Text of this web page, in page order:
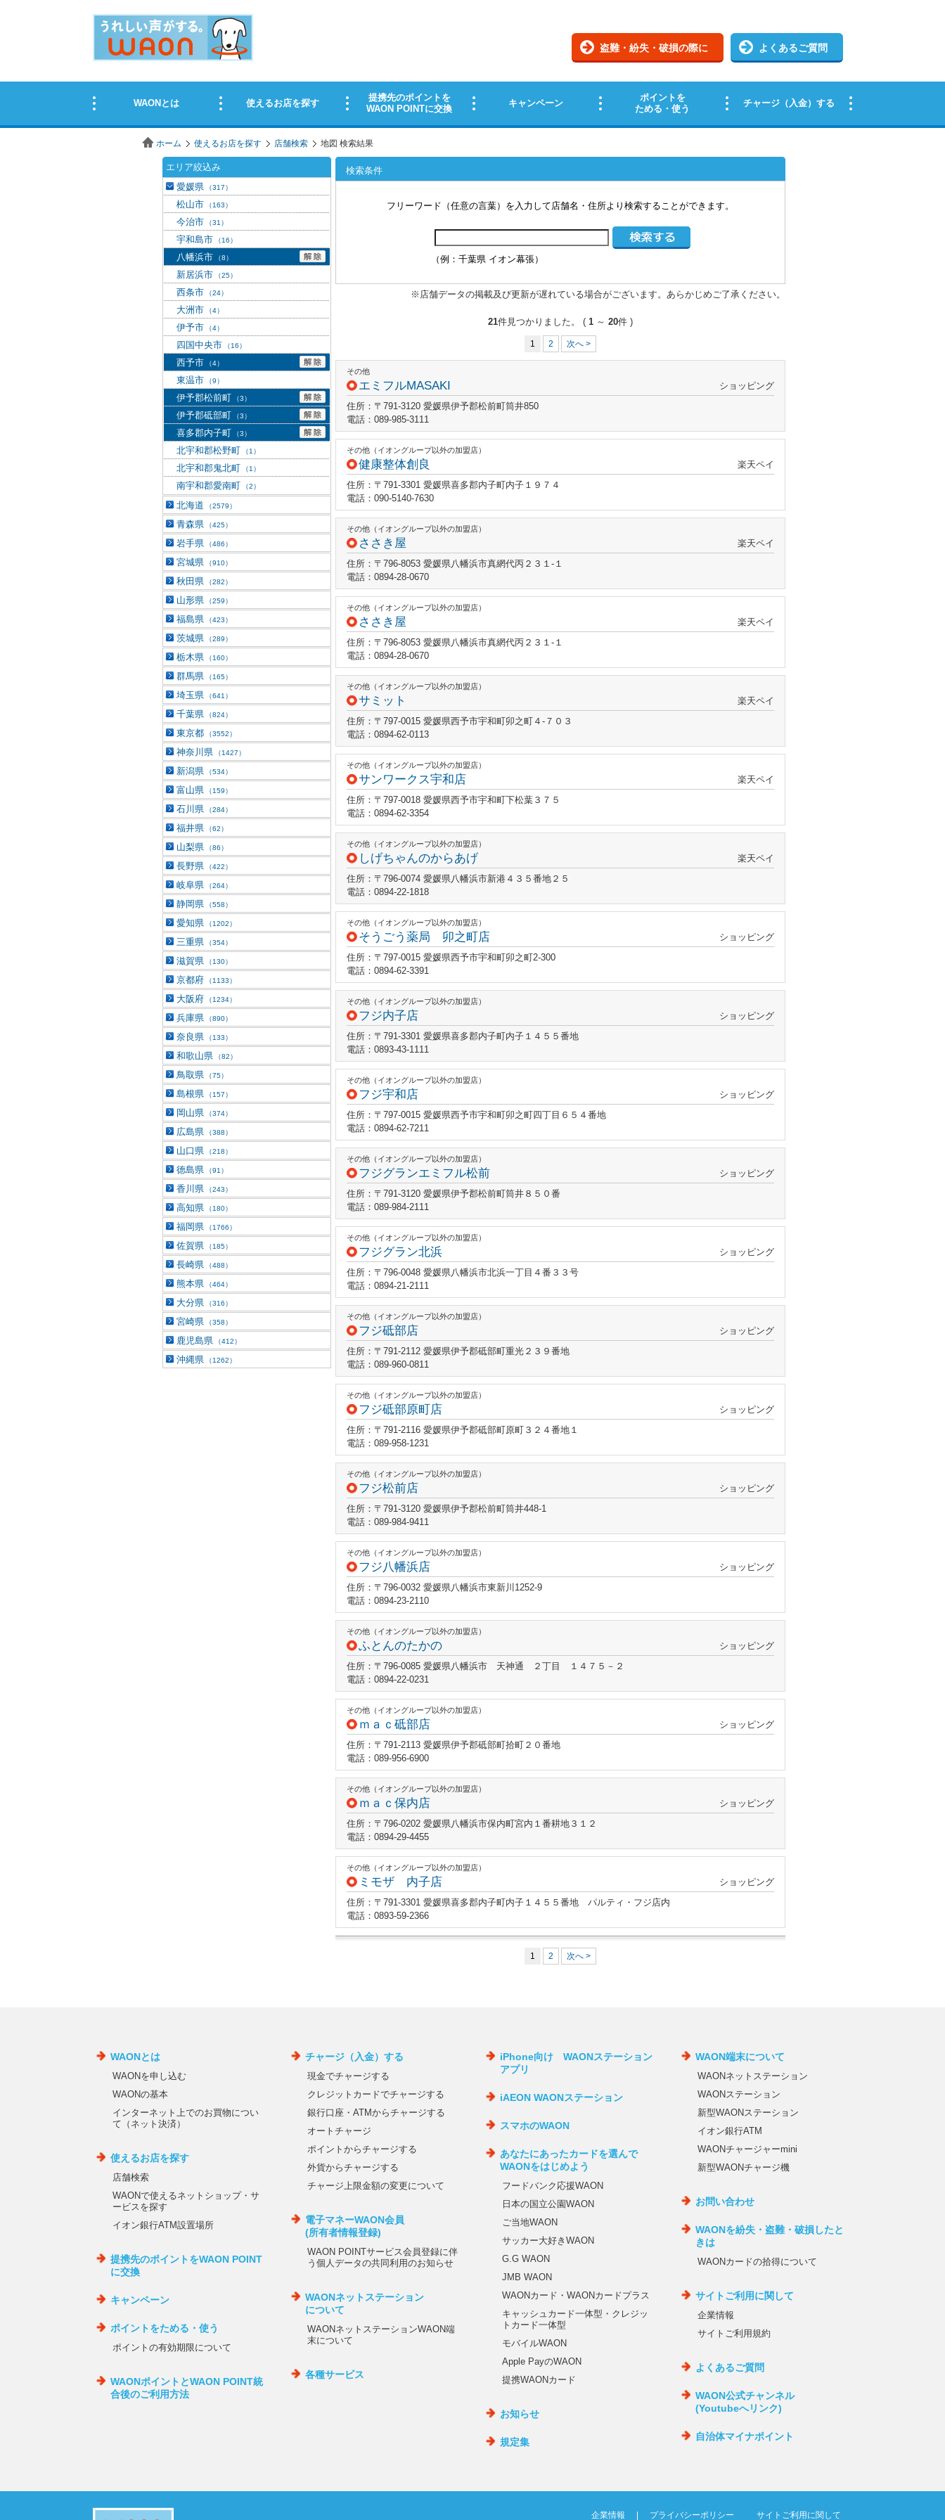
ホーム 使えるお店を探す 店舗検索 地図 検索結果
検索条件
フリーワード（任意の言葉）を入力して店舗名・住所より検索することができます。
（例：千葉県 イオン幕張）
※店舗データの掲載及び更新が遅れている場合がございます。あらかじめご了承ください。
21件見つかりました。 ( 1 ～ 20件 )
1 2 次へ >
その他
エミフルMASAKI
ショッピング
住所：〒791-3120 愛媛県伊予郡松前町筒井850
電話：089-985-3111
その他（イオングループ以外の加盟店）
健康整体創良
楽天ペイ
住所：〒791-3301 愛媛県喜多郡内子町内子１９７４
電話：090-5140-7630
その他（イオングループ以外の加盟店）
ささき屋
楽天ペイ
住所：〒796-8053 愛媛県八幡浜市真網代丙２３１‐１
電話：0894-28-0670
その他（イオングループ以外の加盟店）
ささき屋
楽天ペイ
住所：〒796-8053 愛媛県八幡浜市真網代丙２３１‐１
電話：0894-28-0670
その他（イオングループ以外の加盟店）
サミット
楽天ペイ
住所：〒797-0015 愛媛県西予市宇和町卯之町４‐７０３
電話：0894-62-0113
その他（イオングループ以外の加盟店）
サンワークス宇和店
楽天ペイ
住所：〒797-0018 愛媛県西予市宇和町下松葉３７５
電話：0894-62-3354
その他（イオングループ以外の加盟店）
しげちゃんのからあげ
楽天ペイ
住所：〒796-0074 愛媛県八幡浜市新港４３５番地２５
電話：0894-22-1818
その他（イオングループ以外の加盟店）
そうごう薬局 卯之町店
ショッピング
住所：〒797-0015 愛媛県西予市宇和町卯之町2-300
電話：0894-62-3391
その他（イオングループ以外の加盟店）
フジ内子店
ショッピング
住所：〒791-3301 愛媛県喜多郡内子町内子１４５５番地
電話：0893-43-1111
その他（イオングループ以外の加盟店）
フジ宇和店
ショッピング
住所：〒797-0015 愛媛県西予市宇和町卯之町四丁目６５４番地
電話：0894-62-7211
その他（イオングループ以外の加盟店）
フジグランエミフル松前
ショッピング
住所：〒791-3120 愛媛県伊予郡松前町筒井８５０番
電話：089-984-2111
その他（イオングループ以外の加盟店）
フジグラン北浜
ショッピング
住所：〒796-0048 愛媛県八幡浜市北浜一丁目４番３３号
電話：0894-21-2111
その他（イオングループ以外の加盟店）
フジ砥部店
ショッピング
住所：〒791-2112 愛媛県伊予郡砥部町重光２３９番地
電話：089-960-0811
その他（イオングループ以外の加盟店）
フジ砥部原町店
ショッピング
住所：〒791-2116 愛媛県伊予郡砥部町原町３２４番地１
電話：089-958-1231
その他（イオングループ以外の加盟店）
フジ松前店
ショッピング
住所：〒791-3120 愛媛県伊予郡松前町筒井448-1
電話：089-984-9411
その他（イオングループ以外の加盟店）
フジ八幡浜店
ショッピング
住所：〒796-0032 愛媛県八幡浜市東新川1252-9
電話：0894-23-2110
その他（イオングループ以外の加盟店）
ふとんのたかの
ショッピング
住所：〒796-0085 愛媛県八幡浜市 天神通 ２丁目 １４７５－２
電話：0894-22-0231
その他（イオングループ以外の加盟店）
ｍａｃ砥部店
ショッピング
住所：〒791-2113 愛媛県伊予郡砥部町拾町２０番地
電話：089-956-6900
その他（イオングループ以外の加盟店）
ｍａｃ保内店
ショッピング
住所：〒796-0202 愛媛県八幡浜市保内町宮内１番耕地３１２
電話：0894-29-4455
その他（イオングループ以外の加盟店）
ミモザ 内子店
ショッピング
住所：〒791-3301 愛媛県喜多郡内子町内子１４５５番地 パルティ・フジ店内
電話：0893-59-2366
1 2 次へ >
エリア絞込み
愛媛県
（317）
松山市 （163）
今治市 （31）
宇和島市 （16）
八幡浜市 （8）
新居浜市 （25）
西条市 （24）
大洲市 （4）
伊予市 （4）
四国中央市 （16）
西予市 （4）
東温市 （9）
伊予郡松前町 （3）
伊予郡砥部町 （3）
喜多郡内子町 （3）
北宇和郡松野町 （1）
北宇和郡鬼北町 （1）
南宇和郡愛南町 （2）
北海道 （2579）
青森県 （425）
岩手県 （486）
宮城県 （910）
秋田県 （282）
山形県 （259）
福島県 （423）
茨城県 （289）
栃木県 （160）
群馬県 （165）
埼玉県 （641）
千葉県 （824）
東京都 （3552）
神奈川県 （1427）
新潟県 （534）
富山県 （159）
石川県 （284）
福井県 （62）
山梨県 （86）
長野県 （422）
岐阜県 （264）
静岡県 （558）
愛知県 （1202）
三重県 （354）
滋賀県 （130）
京都府 （1133）
大阪府 （1234）
兵庫県 （890）
奈良県 （133）
和歌山県 （82）
鳥取県 （75）
島根県 （157）
岡山県 （374）
広島県 （388）
山口県 （218）
徳島県 （91）
香川県 （243）
高知県 （180）
福岡県 （1766）
佐賀県 （185）
長崎県 （488）
熊本県 （464）
大分県 （316）
宮崎県 （358）
鹿児島県 （412）
沖縄県 （1262）